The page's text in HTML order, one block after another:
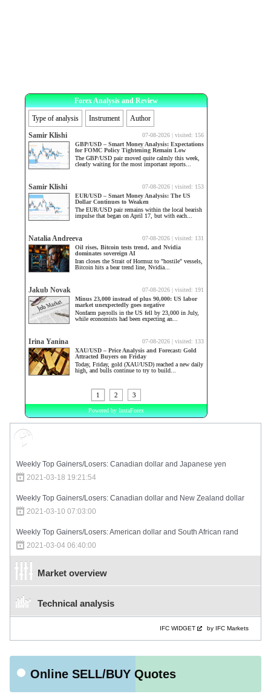
Weekly Top Gainers/Losers: Canadian dollar and Japanese yen
2021-03-18 19:21:54
Weekly Top Gainers/Losers: Canadian dollar and New Zealand dollar
2021-03-10 07:03:00
Weekly Top Gainers/Losers: American dollar and South African rand
2021-03-04 06:40:00
Market overview
Technical analysis
IFC WIDGET by IFC Markets
Online SELL/BUY Quotes